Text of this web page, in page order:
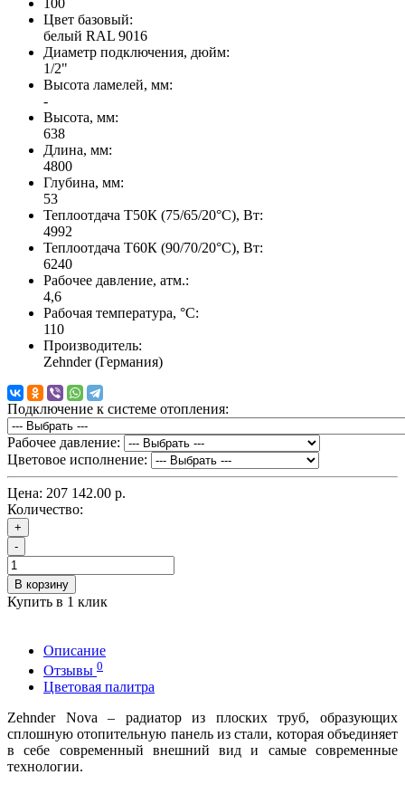
100
Цвет базовый:
белый RAL 9016
Диаметр подключения, дюйм:
1/2"
Высота ламелей, мм:
-
Высота, мм:
638
Длина, мм:
4800
Глубина, мм:
53
Теплоотдача Т50К (75/65/20°C), Вт:
4992
Теплоотдача Т60К (90/70/20°C), Вт:
6240
Рабочее давление, атм.:
4,6
Рабочая температура, °C:
110
Производитель:
Zehnder (Германия)
Подключение к системе отопления:
Рабочее давление:
Цветовое исполнение:
Цена: 207 142.00 р.
Количество:
+
-
В корзину
Купить в 1 клик
Описание
Отзывы 0
Цветовая палитра
Zehnder Nova – радиатор из плоских труб, образующих
сплошную отопительную панель из стали, которая объединяет
в себе современный внешний вид и самые современные
технологии.